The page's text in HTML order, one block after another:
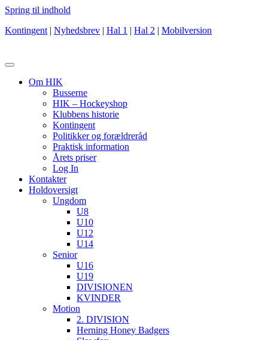
Spring til indhold
Kontingent | Nyhedsbrev | Hal 1 | Hal 2 | Mobilversion
Om HIK
Busserne
HIK – Hockeyshop
Klubbens historie
Kontingent
Politikker og forældreråd
Praktisk information
Årets priser
Log In
Kontakter
Holdoversigt
Ungdom
U8
U10
U12
U14
Senior
U16
U19
DIVISIONEN
KVINDER
Motion
2. DIVISION
Herning Honey Badgers